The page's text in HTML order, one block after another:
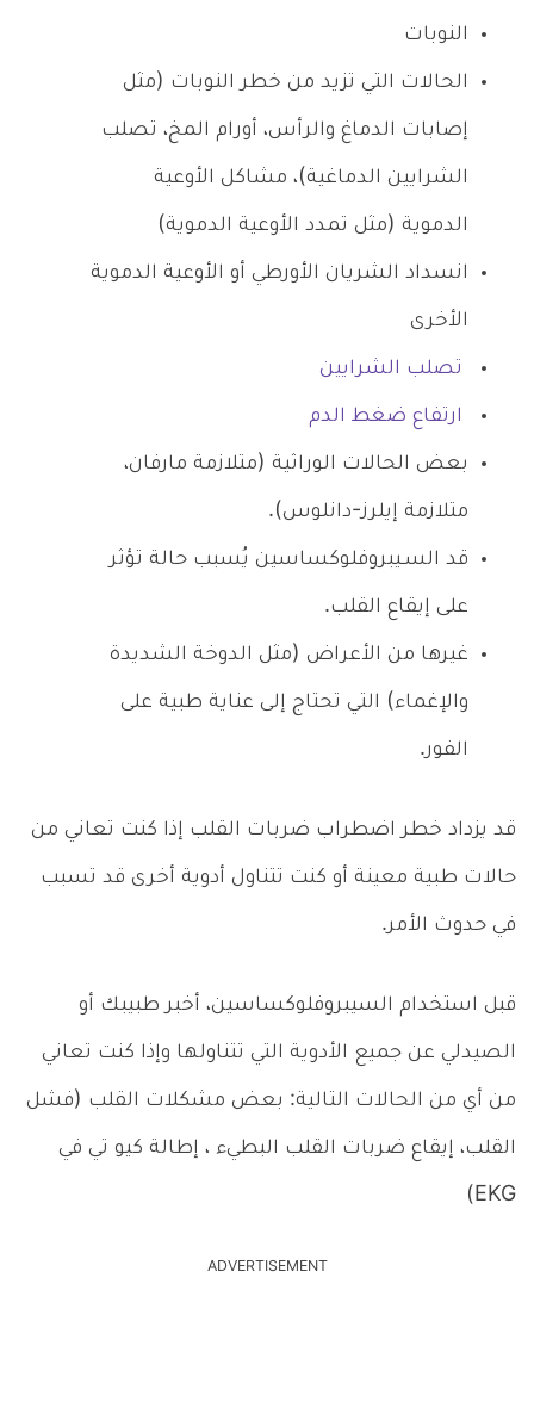
النوبات
الحالات التي تزيد من خطر النوبات (مثل
إصابات الدماغ والرأس، أورام المخ، تصلب
الشرايين الدماغية)، مشاكل الأوعية
الدموية (مثل تمدد الأوعية الدموية)
انسداد الشريان الأورطي أو الأوعية الدموية
الأخرى
تصلب الشرايين
ارتفاع ضغط الدم
بعض الحالات الوراثية (متلازمة مارفان،
متلازمة إيلرز-دانلوس).
قد السـيبروفلوكساسين يُسبب حالة تؤثر
على إيقاع القلب.
غيرها من الأعراض (مثل الدوخة الشديدة
والإغماء) التي تحتاج إلى عناية طبية على
الفور.
قد يزداد خطر اضطراب ضربات القلب إذا كنت تعاني من
حالات طبية معينة أو كنت تتناول أدوية أخرى قد تسبب
في حدوث الأمر.
قبل استخدام السيبروفلوكساسين، أخبر طبيبك أو
الصيدلي عن جميع الأدوية التي تتناولها وإذا كنت تعاني
من أي من الحالات التالية: بعض مشكلات القلب (فشل
القلب، إيقاع ضربات القلب البطيء ، إطالة كيو تي في
EKG)
ADVERTISEMENT